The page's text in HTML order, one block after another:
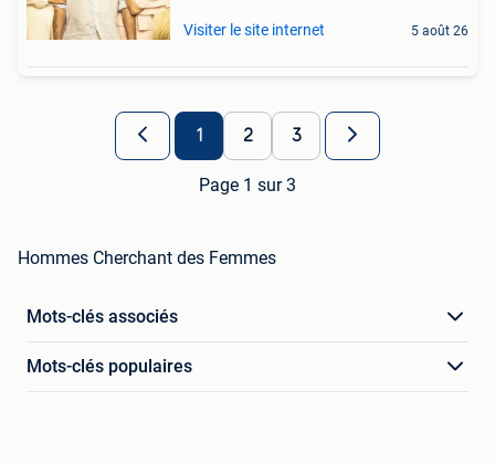
Visiter le site internet 5 août 26
1 2 3
Page 1 sur 3
Hommes Cherchant des Femmes
Mots-clés associés
Mots-clés populaires